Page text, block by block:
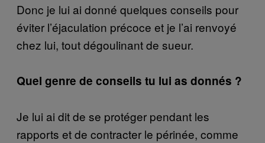
Donc je lui ai donné quelques conseils pour
éviter l’éjaculation précoce et je l’ai renvoyé
chez lui, tout dégoulinant de sueur.
Quel genre de conseils tu lui as donnés ?
Je lui ai dit de se protéger pendant les
rapports et de contracter le périnée, comme